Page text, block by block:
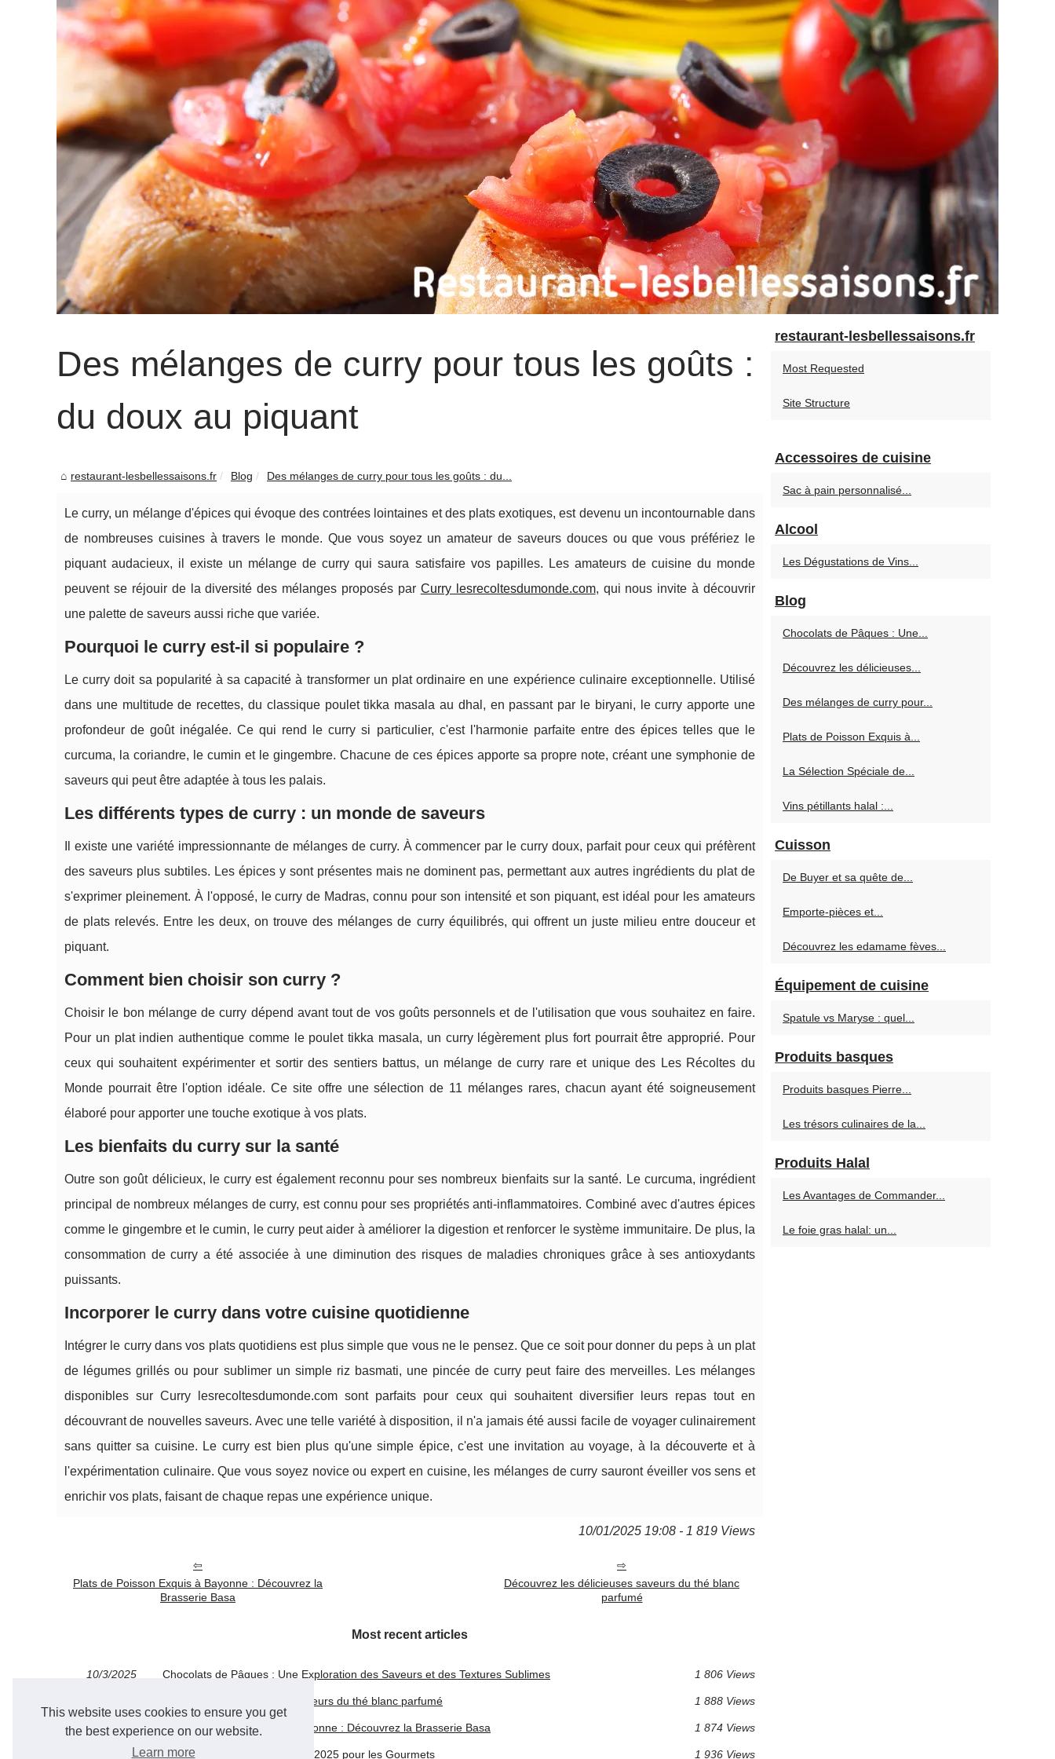
This website uses cookies to ensure you get
the best experience on our website.
Learn more
Des mélanges de curry pour tous les goûts :
du doux au piquant
restaurant-lesbellessaisons.fr Blog Des mélanges de curry pour tous les goûts : du...
Le curry, un mélange d'épices qui évoque des contrées lointaines et des plats exotiques, est devenu un incontournable dans
de nombreuses cuisines à travers le monde. Que vous soyez un amateur de saveurs douces ou que vous préfériez le
piquant audacieux, il existe un mélange de curry qui saura satisfaire vos papilles. Les amateurs de cuisine du monde
peuvent se réjouir de la diversité des mélanges proposés par Curry lesrecoltesdumonde.com, qui nous invite à découvrir
une palette de saveurs aussi riche que variée.
Pourquoi le curry est-il si populaire ?
Le curry doit sa popularité à sa capacité à transformer un plat ordinaire en une expérience culinaire exceptionnelle. Utilisé
dans une multitude de recettes, du classique poulet tikka masala au dhal, en passant par le biryani, le curry apporte une
profondeur de goût inégalée. Ce qui rend le curry si particulier, c'est l'harmonie parfaite entre des épices telles que le
curcuma, la coriandre, le cumin et le gingembre. Chacune de ces épices apporte sa propre note, créant une symphonie de
saveurs qui peut être adaptée à tous les palais.
Les différents types de curry : un monde de saveurs
Il existe une variété impressionnante de mélanges de curry. À commencer par le curry doux, parfait pour ceux qui préfèrent
des saveurs plus subtiles. Les épices y sont présentes mais ne dominent pas, permettant aux autres ingrédients du plat de
s'exprimer pleinement. À l'opposé, le curry de Madras, connu pour son intensité et son piquant, est idéal pour les amateurs
de plats relevés. Entre les deux, on trouve des mélanges de curry équilibrés, qui offrent un juste milieu entre douceur et
piquant.
Comment bien choisir son curry ?
Choisir le bon mélange de curry dépend avant tout de vos goûts personnels et de l'utilisation que vous souhaitez en faire.
Pour un plat indien authentique comme le poulet tikka masala, un curry légèrement plus fort pourrait être approprié. Pour
ceux qui souhaitent expérimenter et sortir des sentiers battus, un mélange de curry rare et unique des Les Récoltes du
Monde pourrait être l'option idéale. Ce site offre une sélection de 11 mélanges rares, chacun ayant été soigneusement
élaboré pour apporter une touche exotique à vos plats.
Les bienfaits du curry sur la santé
Outre son goût délicieux, le curry est également reconnu pour ses nombreux bienfaits sur la santé. Le curcuma, ingrédient
principal de nombreux mélanges de curry, est connu pour ses propriétés anti-inflammatoires. Combiné avec d'autres épices
comme le gingembre et le cumin, le curry peut aider à améliorer la digestion et renforcer le système immunitaire. De plus, la
consommation de curry a été associée à une diminution des risques de maladies chroniques grâce à ses antioxydants
puissants.
Incorporer le curry dans votre cuisine quotidienne
Intégrer le curry dans vos plats quotidiens est plus simple que vous ne le pensez. Que ce soit pour donner du peps à un plat
de légumes grillés ou pour sublimer un simple riz basmati, une pincée de curry peut faire des merveilles. Les mélanges
disponibles sur Curry lesrecoltesdumonde.com sont parfaits pour ceux qui souhaitent diversifier leurs repas tout en
découvrant de nouvelles saveurs. Avec une telle variété à disposition, il n'a jamais été aussi facile de voyager culinairement
sans quitter sa cuisine. Le curry est bien plus qu'une simple épice, c'est une invitation au voyage, à la découverte et à
l'expérimentation culinaire. Que vous soyez novice ou expert en cuisine, les mélanges de curry sauront éveiller vos sens et
enrichir vos plats, faisant de chaque repas une expérience unique.
10/01/2025 19:08 - 1 819 Views
Plats de Poisson Exquis à Bayonne : Découvrez la
Brasserie Basa
Découvrez les délicieuses saveurs du thé blanc
parfumé
Most recent articles
10/3/2025 Chocolats de Pâques : Une Exploration des Saveurs et des Textures Sublimes 1 806 Views
Découvrez les délicieuses saveurs du thé blanc parfumé 1 888 Views
09/1/2025 Plats de Poisson Exquis à Bayonne : Découvrez la Brasserie Basa 1 874 Views
18/11/2024 La Sélection Spéciale de Noël 2025 pour les Gourmets 1 936 Views
restaurant-lesbellessaisons.fr
Most Requested
Site Structure
Accessoires de cuisine
Sac à pain personnalisé...
Alcool
Les Dégustations de Vins...
Blog
Chocolats de Pâques : Une...
Découvrez les délicieuses...
Des mélanges de curry pour...
Plats de Poisson Exquis à...
La Sélection Spéciale de...
Vins pétillants halal :...
Cuisson
De Buyer et sa quête de...
Emporte-pièces et...
Découvrez les edamame fèves...
Équipement de cuisine
Spatule vs Maryse : quel...
Produits basques
Produits basques Pierre...
Les trésors culinaires de la...
Produits Halal
Les Avantages de Commander...
Le foie gras halal: un...